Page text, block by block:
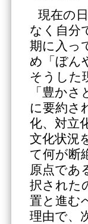
現在の
なく自分
期に入っ
め「ぼん
そうした
「豊か
に要約さ
化、対立
文化状況
て何が断
原点であ
択された
置と進む
理由で、